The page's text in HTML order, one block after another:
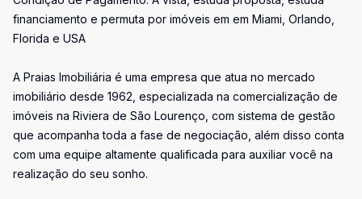
financiamento e permuta por imóveis em em Miami, Orlando,
Florida e USA
A Praias Imobiliária é uma empresa que atua no mercado
imobiliário desde 1962, especializada na comercialização de
imóveis na Riviera de São Lourenço, com sistema de gestão
que acompanha toda a fase de negociação, além disso conta
com uma equipe altamente qualificada para auxiliar você na
realização do seu sonho.